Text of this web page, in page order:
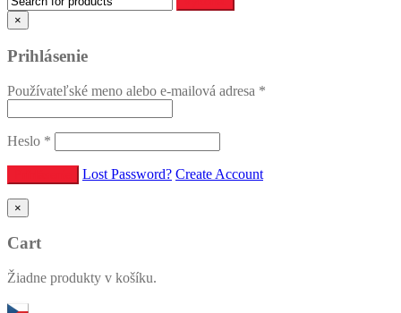
×
Prihlásenie
Používateľské meno alebo e-mailová adresa *
Heslo *
Lost Password? Create Account
×
Cart
Žiadne produkty v košíku.